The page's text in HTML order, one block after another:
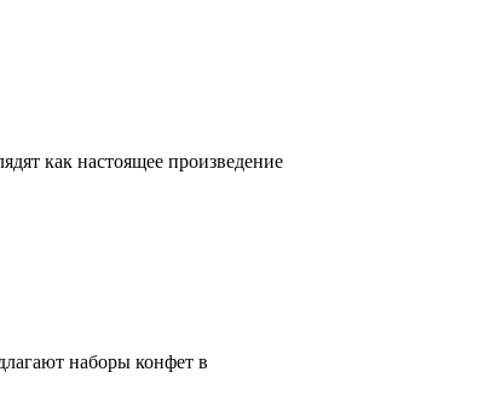
как настоящее произведение
наборы конфет в